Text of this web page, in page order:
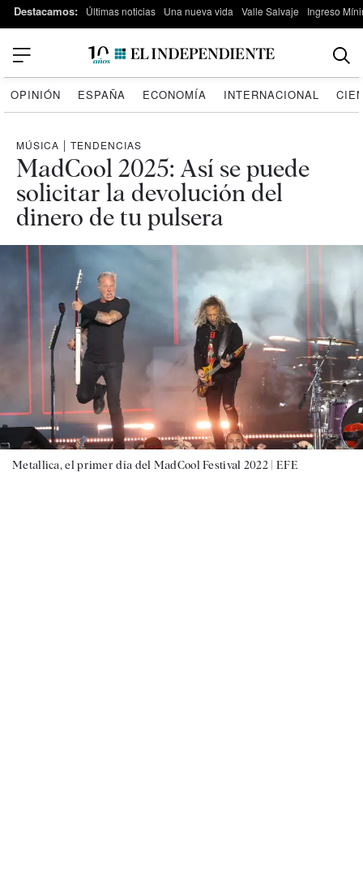
Destacamos: Últimas noticias Una nueva vida Valle Salvaje Ingreso
OPINIÓN ESPAÑA ECONOMÍA INTERNACIONAL
MÚSICA | TENDENCIAS
MadCool 2025: Así se puede
solicitar la devolución del
dinero de tu pulsera
Metallica, el primer día del MadCool Festival 2022 | EFE